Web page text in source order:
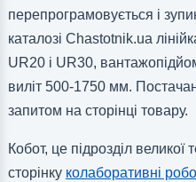
перепрограмовується і
каталозі Chastotnik.ua
UR20 і UR30,
виліт 500-1750 мм.
запитом на сторінці товару.
Кобот, це підрозділ великої
сторінку колаборативні